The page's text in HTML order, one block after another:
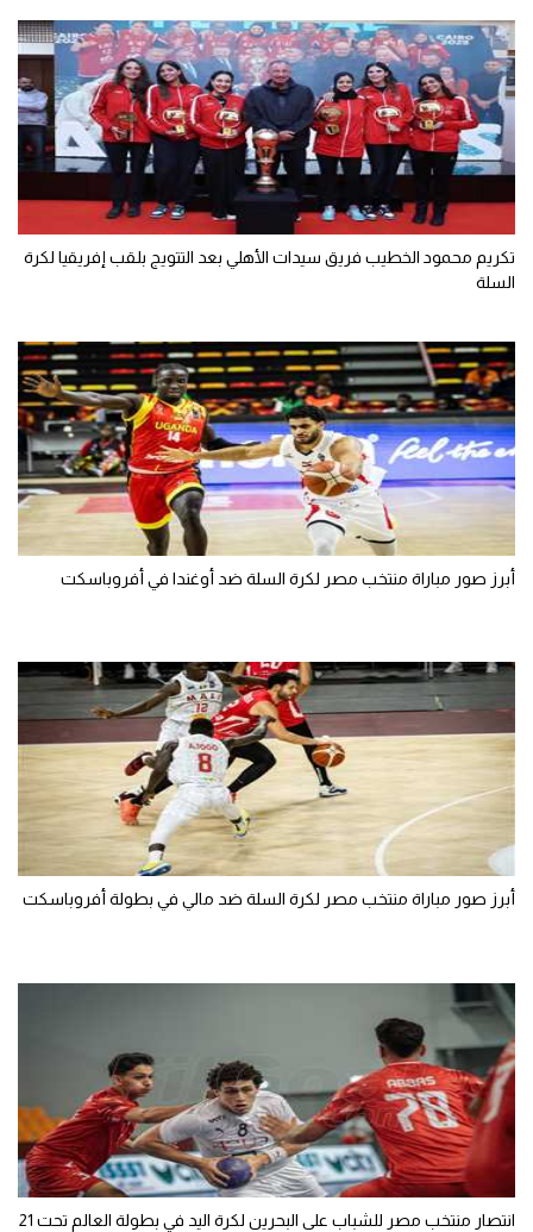
كرة طائرة
الوطن العربي
في المونديال
آسيا
أمريكا
أقسام خاصة
Gamers
ميركاتو
تحقيق في الجول
تقرير في الجول
حكايات في الجول
كويز في الجول
تكريم محمود الخطيب فريق سيدات الأهلي بعد التتويج بلقب إفريقيا لكرة
السلة
أبرز صور مباراة منتخب مصر لكرة السلة ضد أوغندا في أفروباسكت
أبرز صور مباراة منتخب مصر لكرة السلة ضد مالي في بطولة أفروباسكت
انتصار منتخب مصر للشباب على البحرين لكرة اليد في بطولة العالم تحت 21